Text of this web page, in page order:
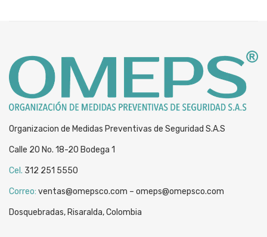
Organizacion de Medidas Preventivas de Seguridad S.A.S
Calle 20 No. 18-20 Bodega 1
Cel. 312 251 5550
Correo: ventas@omepsco.com – omeps@omepsco.com
Dosquebradas, Risaralda, Colombia